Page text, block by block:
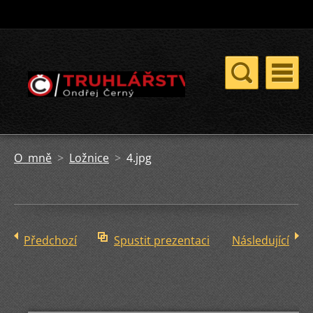
O mně > Ložnice > 4.jpg
Předchozí Spustit prezentaci Následující